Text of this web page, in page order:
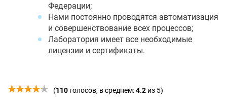
Федерации;
Нами постоянно проводятся автоматизация
и совершенствование всех процессов;
Лаборатория имеет все необходимые
лицензии и сертификаты.
(110 голосов, в среднем:4.2 из 5)